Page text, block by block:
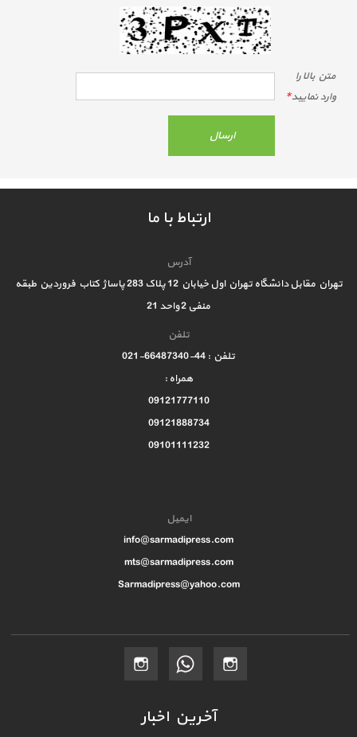
متن بالا را
وارد نماييد*
ارتباط با ما
آدرس
تهران مقابل دانشگاه تهران اول خیابان 12 پلاک 283 پاساژ کتاب فروردین طبقه
منفی 2 واحد 21
تلفن
تلفن : 44-66487340-021
همراه :
09121777110
09121888734
09101111232
ایمیل
info@sarmadipress.com
mts@sarmadipress.com
Sarmadipress@yahoo.com
آخرین اخبار